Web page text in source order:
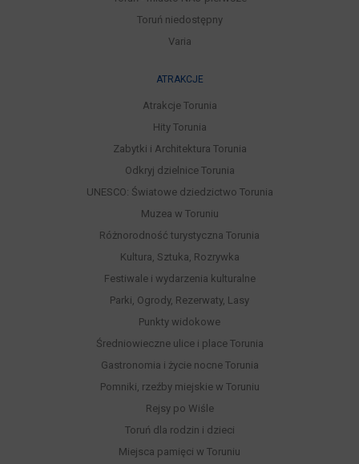
Toruń niedostępny
Varia
ATRAKCJE
Atrakcje Torunia
Hity Torunia
Zabytki i Architektura Torunia
Odkryj dzielnice Torunia
UNESCO: Światowe dziedzictwo Torunia
Muzea w Toruniu
Różnorodność turystyczna Torunia
Kultura, Sztuka, Rozrywka
Festiwale i wydarzenia kulturalne
Parki, Ogrody, Rezerwaty, Lasy
Punkty widokowe
Średniowieczne ulice i place Torunia
Gastronomia i życie nocne Torunia
Pomniki, rzeźby miejskie w Toruniu
Rejsy po Wiśle
Toruń dla rodzin i dzieci
Miejsca pamięci w Toruniu